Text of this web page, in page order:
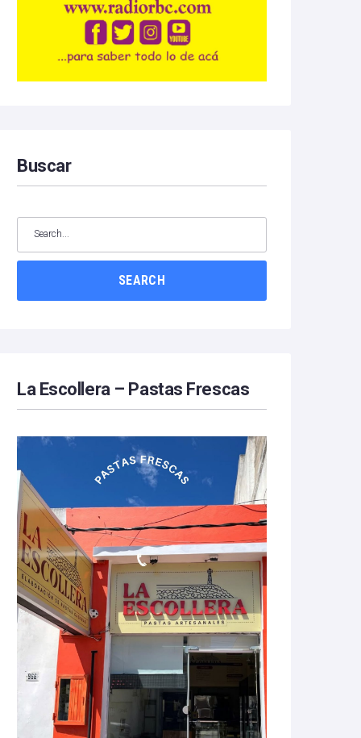
Buscar
SEARCH
La Escollera – Pastas Frescas